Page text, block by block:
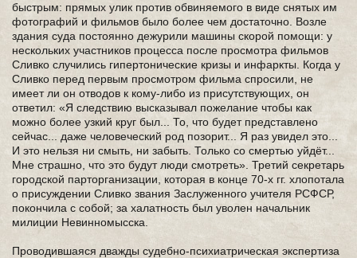
быстрым: прямых улик против обвиняемого в виде снятых им
фотографий и фильмов было более чем достаточно. Возле
здания суда постоянно дежурили машины скорой помощи: у
нескольких участников процесса после просмотра фильмов
Сливко случились гипертонические кризы и инфаркты. Когда у
Сливко перед первым просмотром фильма спросили, не
имеет ли он отводов к кому-либо из присутствующих, он
ответил: «Я следствию высказывал пожелание чтобы как
можно более узкий круг был... То, что будет представлено
сейчас... даже человеческий род позорит... Я раз увидел это...
И это нельзя ни смыть, ни забыть. Только со смертью уйдёт...
Мне страшно, что это будут люди смотреть». Третий секретарь
городской парторганизации, которая в конце 70-х гг. хлопотала
о присуждении Сливко звания Заслуженного учителя РСФСР,
покончила с собой; за халатность был уволен начальник
милиции Невинномысска.
Проводившаяся дважды судебно-психиатрическая экспертиза